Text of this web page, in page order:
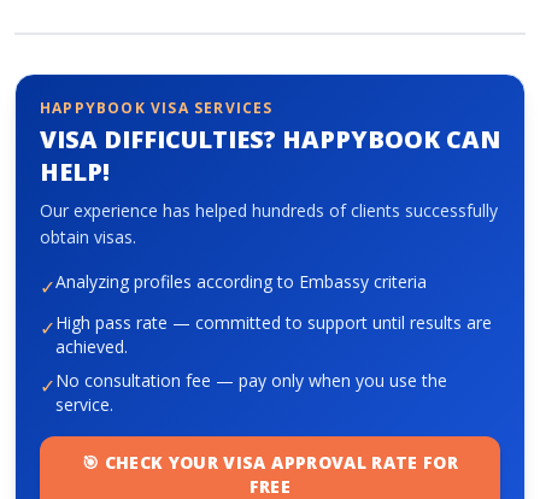
HAPPYBOOK VISA SERVICES
VISA DIFFICULTIES? HAPPYBOOK CAN
HELP!
Our experience has helped hundreds of clients successfully
obtain visas.
✓Analyzing profiles according to Embassy criteria
✓High pass rate — committed to support until results are
achieved.
✓No consultation fee — pay only when you use the
service.
🎯 CHECK YOUR VISA APPROVAL RATE FOR
FREE